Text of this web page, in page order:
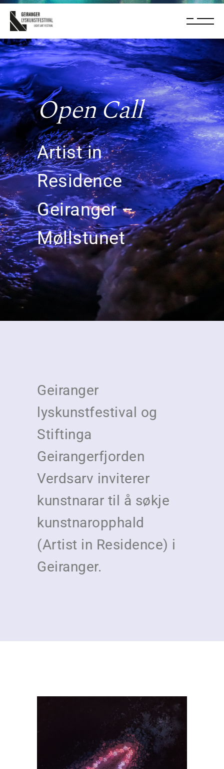
OpenCall
Artist in
Residence
Geiranger–
Møllstunet
Geiranger
lyskunstfestival og
Stiftinga
Geirangerfjorden
Verdsarv inviterer
kunstnarar til å søkje
kunstnaropphald
(Artist in Residence) i
Geiranger.